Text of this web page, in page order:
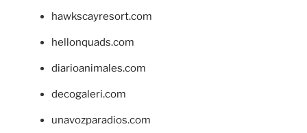
hawkscayresort.com
hellonquads.com
diarioanimales.com
decogaleri.com
unavozparadios.com